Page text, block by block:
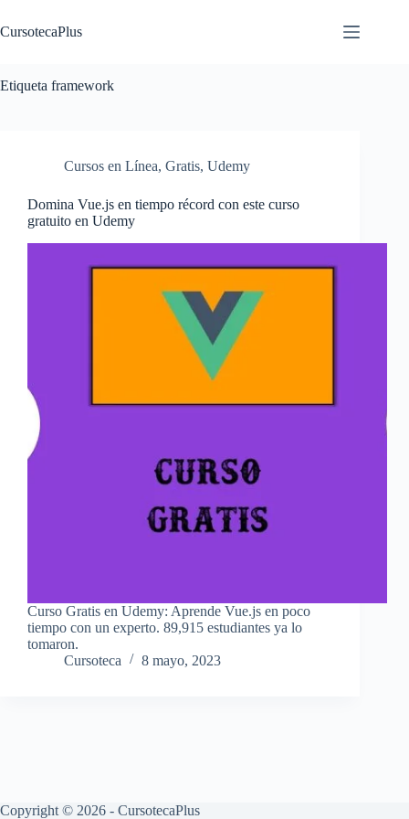
al
contenido
CursotecaPlus
Etiqueta framework
Cursos en Línea, Gratis, Udemy
Domina Vue.js en tiempo récord con este curso
gratuito en Udemy
Curso Gratis en Udemy: Aprende Vue.js en poco
tiempo con un experto. 89,915 estudiantes ya lo
tomaron.
Cursoteca
8 mayo, 2023
Copyright © 2026 - CursotecaPlus